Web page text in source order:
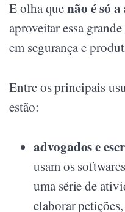
E olha quenão é só
aproveitar essa
em segurança e
Entre os principais
estão:
advogados e
usam os
uma série de
elaborar